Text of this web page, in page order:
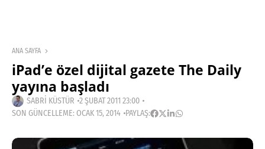
ANA SAYFA
iPad’e özel dijital gazete The Daily
yayına başladı
SABRI KÜSTÜR 2 ŞUBAT 2011 23:00
SON GÜNCELLEME: OCAK 15, 2014 PAYLAŞ: